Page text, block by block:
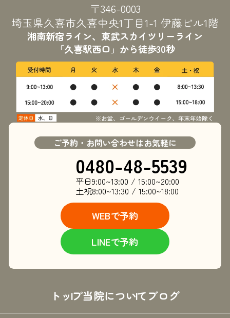
〒346-0003
埼玉県久喜市久喜中央1丁目1-1 伊藤ビル1階
湘南新宿ライン、東武スカイツリーライン
「久喜駅西口」から徒歩30秒
ご予約・お問い合わせはお気軽に
0480-48-5539
平日9:00~13:00 / 15:00~20:00
土祝8:00~13:30 / 15:00~18:00
WEBで予約
LINEで予約
トップ当院について ブログ